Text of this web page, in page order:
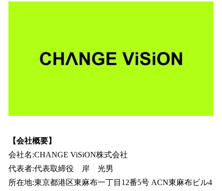
【会社概要】
会社名:CHANGE ViSiON株式会社
代表者:代表取締役 岸 光男
所在地:東京都港区東麻布一丁目12番5号 ACN東麻布ビル4